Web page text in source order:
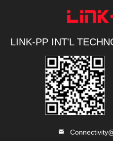
LINK-PP INT'L